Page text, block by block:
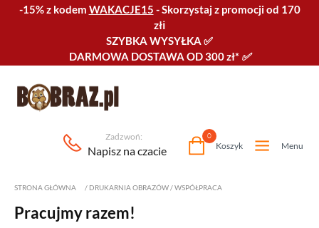
-15% z kodem WAKACJE15 -Skorzystaj z promocji od 170
złℹ️
SZYBKA WYSYŁKA ✅
DARMOWA DOSTAWA OD 300 zł* ✅
Zadzwoń:
Napisz na czacie Koszyk
0
Menu
STRONA GŁÓWNA / DRUKARNIA OBRAZÓW/WSPÓŁPRACA
Pracujmy razem!